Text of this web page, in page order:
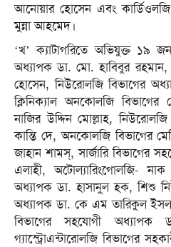
আনোয়ার হোসেন এবং
মুন্না আহমেদ।
‘খ’ ক্যাটাগরিতে অভিযুক্ত ১৯
অধ্যাপক ডা. মো. হাবিবুর
হোসেন, নিউরোলজি বিভাগের
ক্লিনিক্যাল অনকোলজি
নাজির উদ্দিন মোল্লাহ,
কান্তি দে, অনকোলজি বিভাগের
জাহান শামস্, সার্জারি বিভাগের
এলাহী, অটোল্যারিংগোলজি-
অধ্যাপক ডা. হাসানুল হক, শিশু
অধ্যাপক ডা. কে এম তারিকুল
বিভাগের সহযোগী
গ্যাস্ট্রোএন্টারোলজি বিভাগের